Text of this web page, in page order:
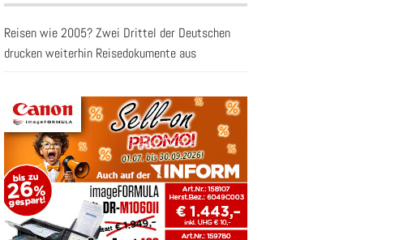
Reisen wie 2005? Zwei Drittel der Deutschen
drucken weiterhin Reisedokumente aus